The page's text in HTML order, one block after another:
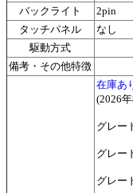
バックライト
2pin
タッチパネル
なし
駆動方式
備考・その他特徴
在庫あ
(2026
グレー
グレー
グレー